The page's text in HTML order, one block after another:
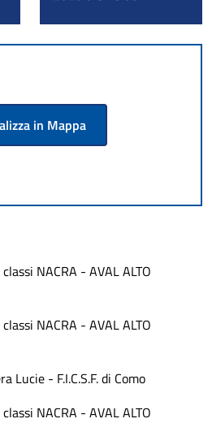
in Mappa
NACRA - AVAL ALTO
NACRA - AVAL ALTO
Lucie - F.I.C.S.F. di Como
NACRA - AVAL ALTO